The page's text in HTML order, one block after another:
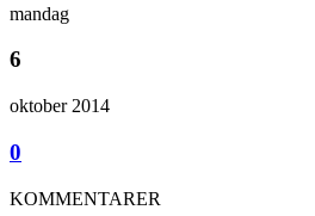
mandag
6
oktober 2014
0
KOMMENTARER